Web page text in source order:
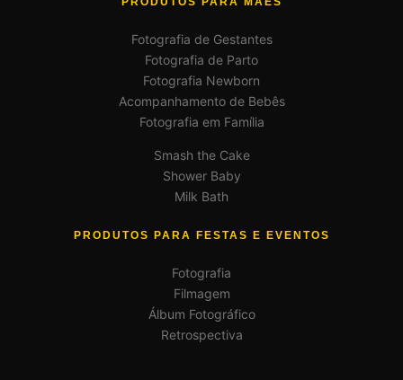
Fotografia de Gestantes
Fotografia de Parto
Fotografia Newborn
Acompanhamento de Bebês
Fotografia em Família
Smash the Cake
Shower Baby
Milk Bath
PRODUTOS PARA FESTAS E EVENTOS
Fotografia
Filmagem
Álbum Fotográfico
Retrospectiva